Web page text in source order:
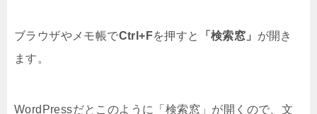
ブラウザやメモ帳でCtrl+Fを押すと 「検索窓」 が開き
ます。
WordPressだとこのように「検索窓」が開くので、文